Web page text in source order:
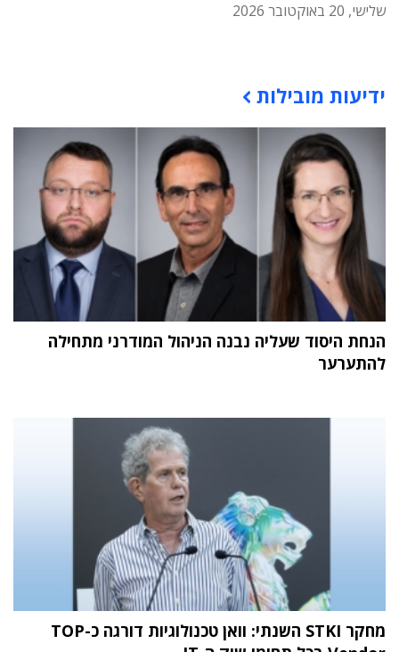
שלישי, 20 באוקטובר 2026
ידיעות מובילות
הנחת היסוד שעליה נבנה הניהול המודרני מתחילה
להתערער
מחקר STKI השנתי: וואן טכנולוגיות דורגה כ-TOP